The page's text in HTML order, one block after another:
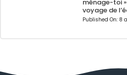
ménage-toi
voyage de
Published On: 8